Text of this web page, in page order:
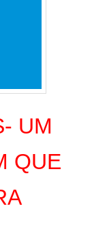
UM
QUE